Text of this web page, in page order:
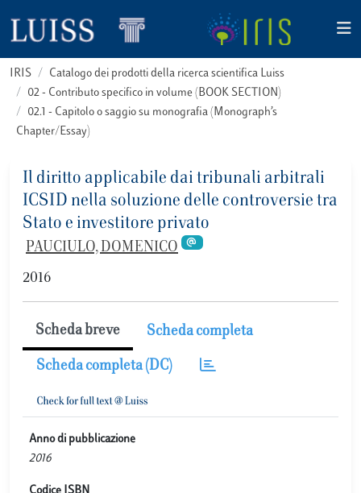
IRIS
Catalogo dei prodotti della ricerca scientifica Luiss
02 - Contributo specifico in volume (BOOK SECTION)
02.1 - Capitolo o saggio su monografia (Monograph’s
Chapter/Essay)
Il diritto applicabile dai tribunali arbitrali
ICSID nella soluzione delle controversie tra
Stato e investitore privato
PAUCIULO, DOMENICO
2016
Scheda breve Scheda completa
Scheda completa (DC)
Anno di pubblicazione
2016